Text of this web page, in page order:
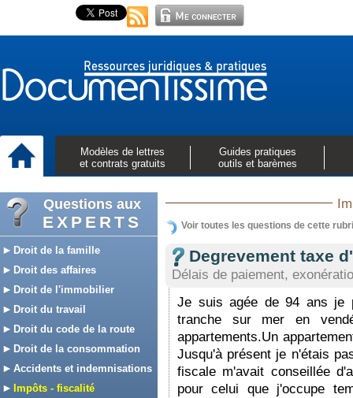
Modèles de lettres
et contrats gratuits
Guides pratiques
outils et barèmes
Questions aux
EXPERTS
Droit de la famille
Droit des affaires
Droit de l'immobilier
Droit du travail
Droit du code de la route
Droit de la consommation
Accidents et indemnisations
Impôts - fiscalité
Voir toutes les questions de cette
Degrevement taxe
Délais de paiement,
Je suis agée de 94 ans je
tranche sur mer en
appartements.Un
Jusqu'à présent je n'étais
fiscale m'avait conseillée
pour celui que j'occupe